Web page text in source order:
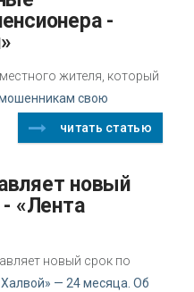
-
жителя, который
свою
читать статью
«Лента
новый срок по
— 24 месяца. Об